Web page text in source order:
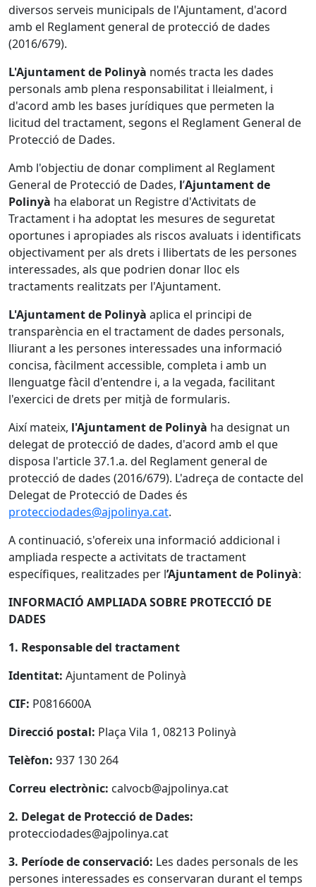
diversos serveis municipals de l'Ajuntament, d'acord
amb el Reglament general de protecció de dades
(2016/679).
L'Ajuntament de Polinyà només tracta les dades
personals amb plena responsabilitat i lleialment, i
d'acord amb les bases jurídiques que permeten la
licitud del tractament, segons el Reglament General de
Protecció de Dades.
Amb l'objectiu de donar compliment al Reglament
General de Protecció de Dades, l’Ajuntament de
Polinyà ha elaborat un Registre d'Activitats de
Tractament i ha adoptat les mesures de seguretat
oportunes i apropiades als riscos avaluats i identificats
objectivament per als drets i llibertats de les persones
interessades, als que podrien donar lloc els
tractaments realitzats per l'Ajuntament.
L'Ajuntament de Polinyà aplica el principi de
transparència en el tractament de dades personals,
lliurant a les persones interessades una informació
concisa, fàcilment accessible, completa i amb un
llenguatge fàcil d'entendre i, a la vegada, facilitant
l'exercici de drets per mitjà de formularis.
Així mateix, l'Ajuntament de Polinyà ha designat un
delegat de protecció de dades, d'acord amb el que
disposa l'article 37.1.a. del Reglament general de
protecció de dades (2016/679). L'adreça de contacte del
Delegat de Protecció de Dades és
protecciodades@ajpolinya.cat.
A continuació, s'ofereix una informació addicional i
ampliada respecte a activitats de tractament
específiques, realitzades per l’Ajuntament de Polinyà:
INFORMACIÓ AMPLIADA SOBRE PROTECCIÓ DE
DADES
1. Responsable del tractament
Identitat: Ajuntament de Polinyà
CIF: P0816600A
Direcció postal: Plaça Vila 1, 08213 Polinyà
Telèfon: 937 130 264
Correu electrònic: calvocb@ajpolinya.cat
2. Delegat de Protecció de Dades:
protecciodades@ajpolinya.cat
3. Període de conservació: Les dades personals de les
persones interessades es conservaran durant el temps